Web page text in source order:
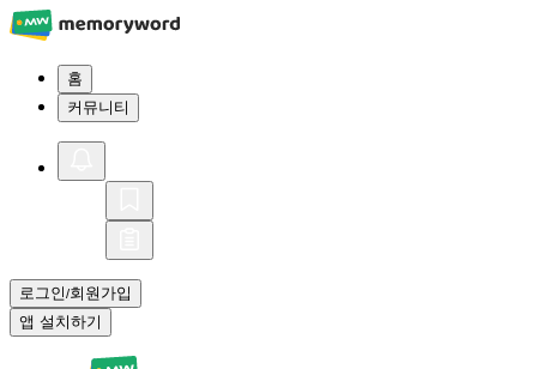
홈
커뮤니티
로그인/회원가입
앱 설치하기